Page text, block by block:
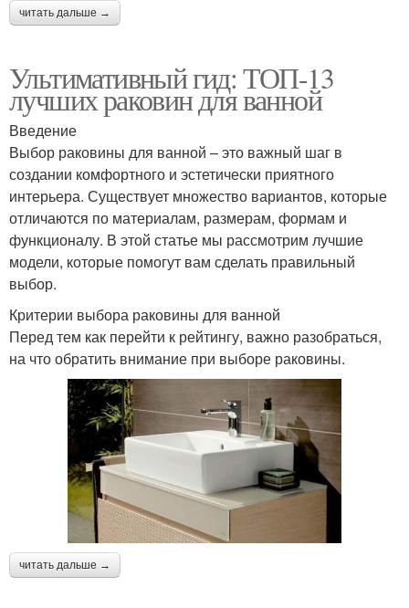
читать дальше →
Ультимативный гид: ТОП-13
лучших раковин для ванной
Введение
Выбор раковины для ванной – это важный шаг в
создании комфортного и эстетически приятного
интерьера. Существует множество вариантов, которые
отличаются по материалам, размерам, формам и
функционалу. В этой статье мы рассмотрим лучшие
модели, которые помогут вам сделать правильный
выбор.
Критерии выбора раковины для ванной
Перед тем как перейти к рейтингу, важно разобраться,
на что обратить внимание при выборе раковины.
читать дальше →